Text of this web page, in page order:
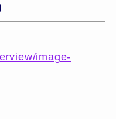
image-